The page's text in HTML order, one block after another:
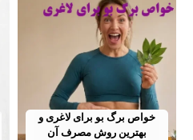
خواص برگ بو برای لاغری و
بهترین روش مصرف آن